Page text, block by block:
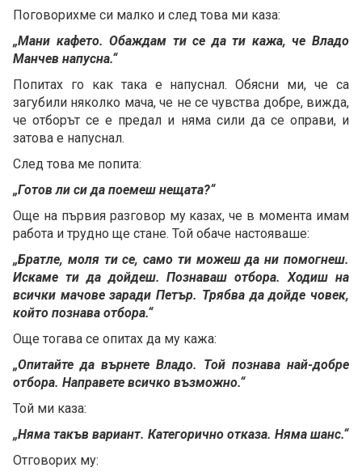
Поговорихме си малко и след това ми каза:
„Мани кафето. Обаждам ти се да ти кажа, че Владо
Манчев напусна.“
Попитах го как така е напуснал. Обясни ми, че са
загубили няколко мача, че не се чувства добре, вижда,
че отборът се е предал и няма сили да се оправи, и
затова е напуснал.
След това ме попита:
„Готов ли си да поемеш нещата?“
Още на първия разговор му казах, че в момента имам
работа и трудно ще стане. Той обаче настояваше:
„Братле, моля ти се, само ти можеш да ни помогнеш.
Искаме ти да дойдеш. Познаваш отбора. Ходиш на
всички мачове заради Петър. Трябва да дойде човек,
който познава отбора.“
Още тогава се опитах да му кажа:
„Опитайте да върнете Владо. Той познава най-добре
отбора. Направете всичко възможно.“
Той ми каза:
„Няма такъв вариант. Категорично отказа. Няма шанс.“
Отговорих му: